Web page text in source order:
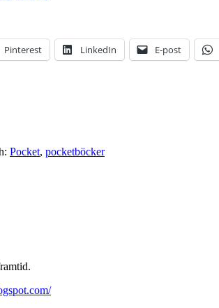
Pinterest LinkedIn E-post
Pocket, pocketböcker